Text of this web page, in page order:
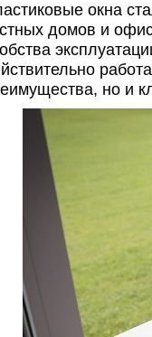
окна
домов и
но и